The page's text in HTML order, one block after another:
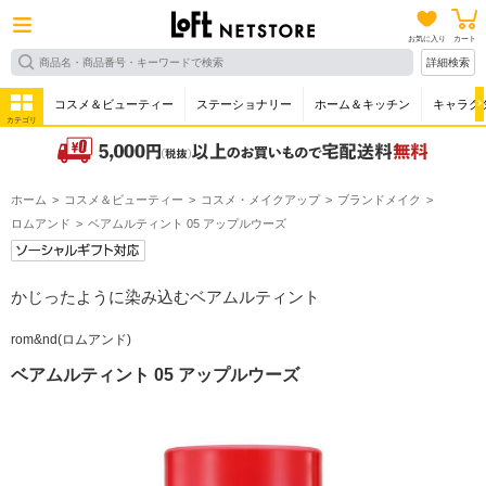
お気に入り カート
詳細検索
カテゴリ
コスメ＆ビューティー ステーショナリー ホーム＆キッチン キャラク
ホーム コスメ＆ビューティー コスメ・メイクアップ
ブランドメイク
ロムアンド
ベアムルティント 05 アップルウーズ
かじったように染み込むベアムルティント
rom&nd(ロムアンド)
ベアムルティント 05 アップルウーズ